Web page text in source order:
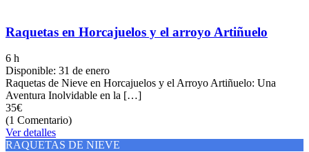
Raquetas en Horcajuelos y el arroyo Artiñuelo
6 h
Disponible: 31 de enero
Raquetas de Nieve en Horcajuelos y el Arroyo Artiñuelo: Una
Aventura Inolvidable en la […]
35€
(1 Comentario)
Ver detalles
RAQUETAS DE NIEVE